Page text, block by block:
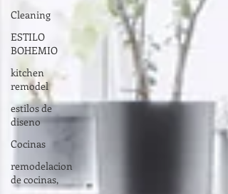
Cleaning
ESTILO
BOHEMIO
kitchen
remodel
estilos de
diseno
Cocinas
remodelacion
de cocinas,